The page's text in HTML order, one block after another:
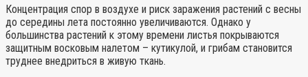
Концентрация спор в воздухе и риск заражения растений с весны
до середины лета постоянно увеличиваются. Однако у
большинства растений к этому времени листья покрываются
защитным восковым налетом – кутикулой, и грибам становится
труднее внедриться в живую ткань.